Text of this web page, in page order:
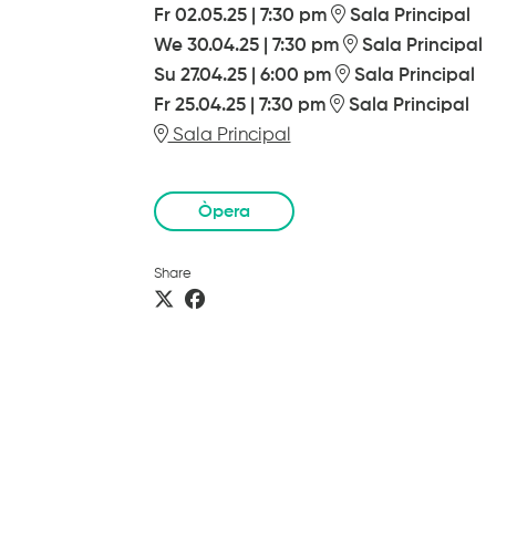
Fr 02.05.25| 7:30 pm
Sala Principal
We 30.04.25| 7:30 pm
Sala Principal
Su 27.04.25| 6:00 pm
Sala Principal
Fr 25.04.25| 7:30 pm
Sala Principal
Sala Principal
Òpera
Share